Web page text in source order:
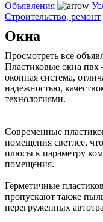
Объявления
Строительство, ремонт
Окна
Просмотреть все
Пластиковые окна
оконная система,
надежностью,
технологиями.
Современные
помещения светлее,
плюсы к параметру
помещения.
Герметичные
пропускают также
перегруженных